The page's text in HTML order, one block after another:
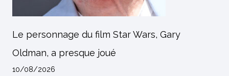
Le personnage du film Star Wars, Gary
Oldman, a presque joué
10/08/2026